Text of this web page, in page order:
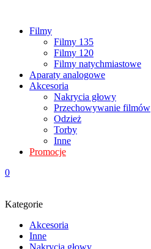
Filmy
Filmy 135
Filmy 120
Filmy natychmiastowe
Aparaty analogowe
Akcesoria
Nakrycia głowy
Przechowywanie filmów
Odzież
Torby
Inne
Promocje
0
Kategorie
Akcesoria
Inne
Nakrycia głowy